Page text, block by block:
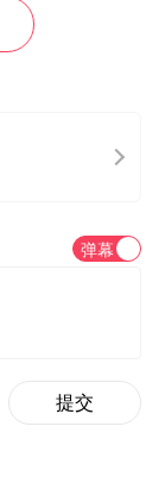
弹幕
提交